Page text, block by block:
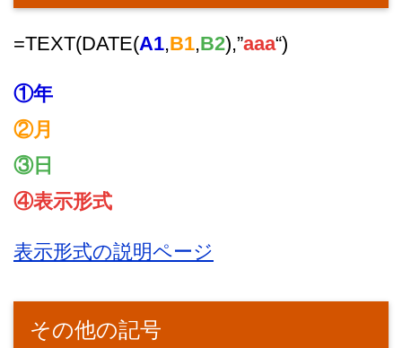
=TEXT(DATE(A1,B1,B2),”aaa“)
①年
②月
③日
④表示形式
表示形式の説明ページ
その他の記号